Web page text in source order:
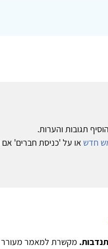
תגובות והערות.
חדש או על 'כניסת חברים' אם
מקשרת למאמר מעורר